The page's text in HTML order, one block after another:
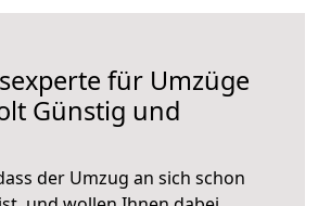
für Umzüge
Günstig und
der Umzug an sich schon